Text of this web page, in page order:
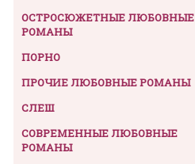
ОСТРОСЮЖЕТНЫЕ ЛЮБОВНЫЕ
РОМАНЫ
ПОРНО
ПРОЧИЕ ЛЮБОВНЫЕ РОМАНЫ
СЛЕШ
СОВРЕМЕННЫЕ ЛЮБОВНЫЕ
РОМАНЫ